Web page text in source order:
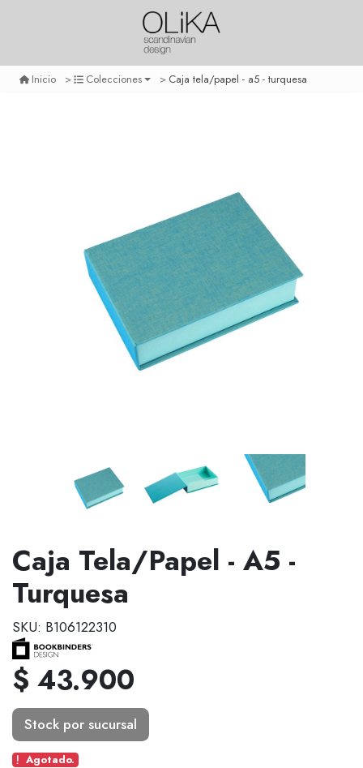
Inicio Colecciones Caja tela/papel - a5 - turquesa
Caja Tela/Papel - A5 -
Turquesa
SKU: B106122310
$ 43.900
Stock por sucursal
Agotado.